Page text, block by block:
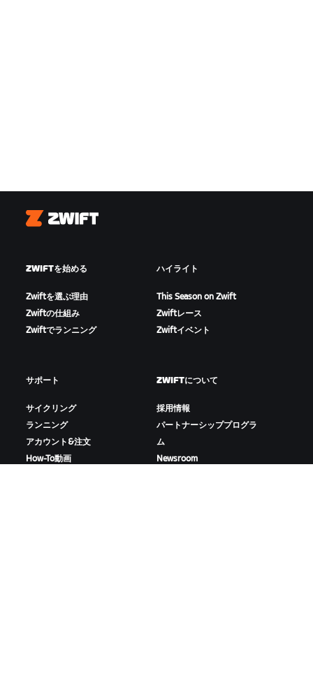
Zwift
ZWIFTを始める
Zwiftを選ぶ理由
Zwiftの仕組み
Zwiftでランニング
ハイライト
This Season on Zwift
Zwiftレース
Zwiftイベント
サポート
サイクリング
ランニング
アカウント&注文
How-To動画
ZWIFTについて
採用情報
パートナーシッププログラ
ム
Newsroom